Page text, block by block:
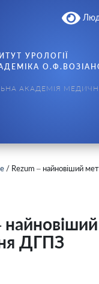
УРОЛОГІЇ
АКАДЕМІЯ
/ Rezum – найновіший
ДГПЗ